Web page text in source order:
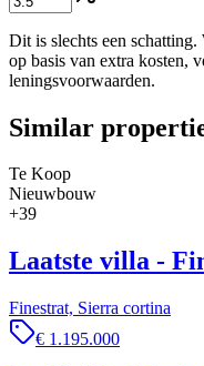
Dit is slechts een
op basis van extra kosten,
leningsvoorwaarden.
Similar
Te Koop
Nieuwbouw
+39
Laatste villa -
Finestrat, Sierra cortina
€ 1.195.000